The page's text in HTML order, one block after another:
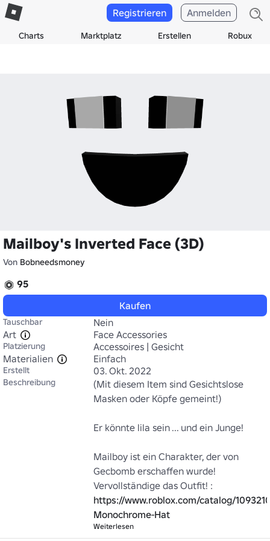
Charts Marktplatz Erstellen Robux
Registrieren Anmelden
Mailboy's Inverted Face (3D)
Von Bobneedsmoney
95
Kaufen
Tauschbar
Nein
Art
Face Accessories
Platzierung
Accessoires | Gesicht
Materialien
Einfach
Erstellt 03. Okt. 2022
Beschreibung
(Mit diesem Item sind Gesichtslose
Masken oder Köpfe gemeint!)
Er könnte lila sein ... und ein Junge!
Mailboy ist ein Charakter, der von
Gecbomb erschaffen wurde!
https://www.roblox.com/catalog/
Monochrome-Hat
Weiterlesen